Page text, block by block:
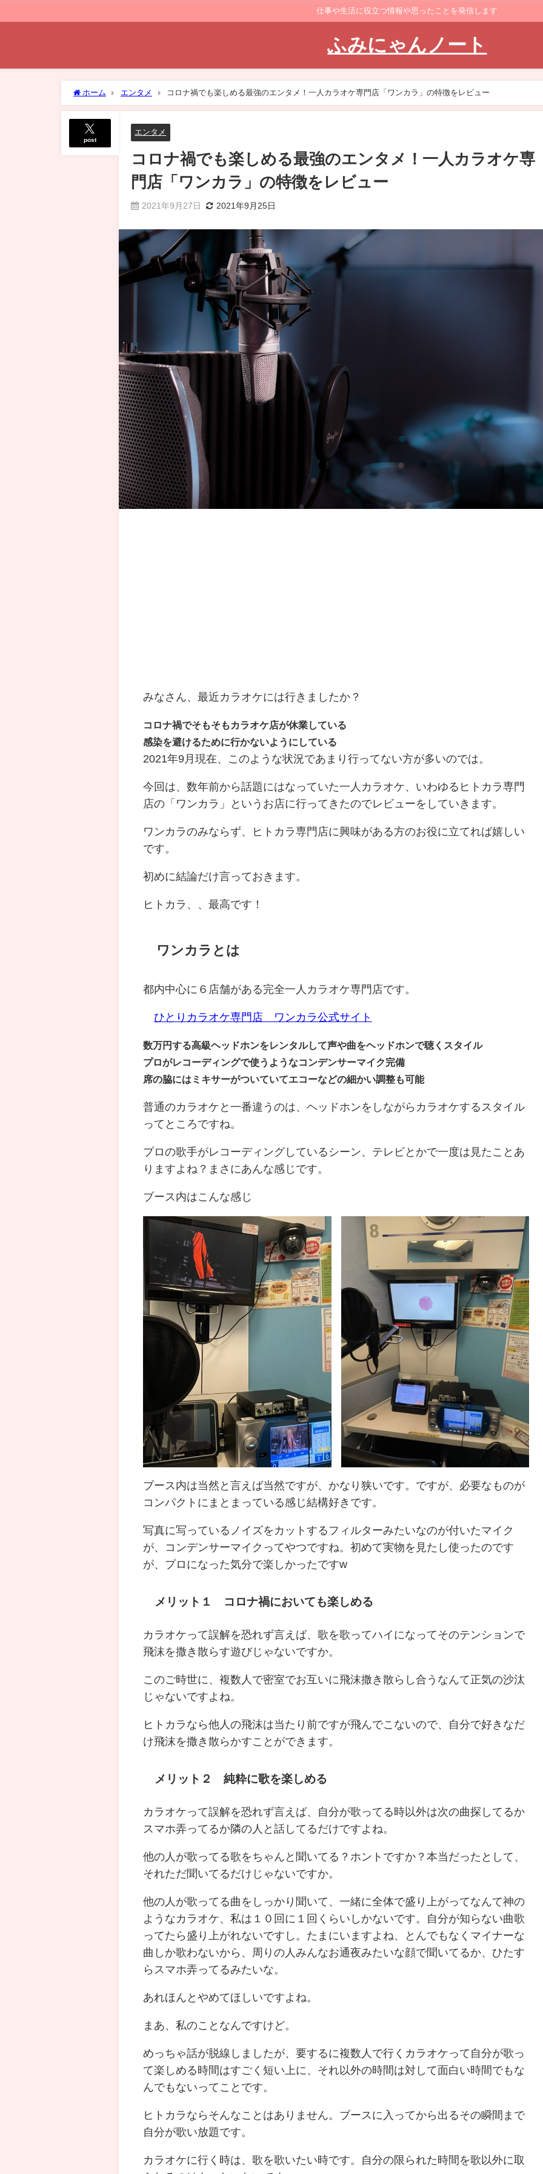
仕事や生活に役立つ情報や思ったことを発信します
ふみにゃんノート
ホーム エンタメ コロナ禍でも楽しめる最強のエンタメ！一人カラオケ専門店「ワンカラ」の特徴をレビュー
post
エンタメ
コロナ禍でも楽しめる最強のエンタメ！一人カラオケ専
門店「ワンカラ」の特徴をレビュー
2021年9月27日 2021年9月25日
みなさん、最近カラオケには行きましたか？
コロナ禍でそもそもカラオケ店が休業している
感染を避けるために行かないようにしている
2021年9月現在、このような状況であまり行ってない方が多いのでは。
今回は、数年前から話題にはなっていた一人カラオケ、いわゆるヒトカラ専門
店の「ワンカラ」というお店に行ってきたのでレビューをしていきます。
ワンカラのみならず、ヒトカラ専門店に興味がある方のお役に立てれば嬉しい
です。
初めに結論だけ言っておきます。
ヒトカラ、、最高です！
ワンカラとは
都内中心に６店舗がある完全一人カラオケ専門店です。
ひとりカラオケ専門店 ワンカラ公式サイト
数万円する高級ヘッドホンをレンタルして声や曲をヘッドホンで聴くスタイル
プロがレコーディングで使うようなコンデンサーマイク完備
席の脇にはミキサーがついていてエコーなどの細かい調整も可能
普通のカラオケと一番違うのは、ヘッドホンをしながらカラオケするスタイル
ってところですね。
プロの歌手がレコーディングしているシーン、テレビとかで一度は見たことあ
りますよね？まさにあんな感じです。
ブース内はこんな感じ
ブース内は当然と言えば当然ですが、かなり狭いです。ですが、必要なものが
コンパクトにまとまっている感じ結構好きです。
写真に写っているノイズをカットするフィルターみたいなのが付いたマイク
が、コンデンサーマイクってやつですね。初めて実物を見たし使ったのです
が、プロになった気分で楽しかったですw
メリット１ コロナ禍においても楽しめる
カラオケって誤解を恐れず言えば、歌を歌ってハイになってそのテンションで
飛沫を撒き散らす遊びじゃないですか。
このご時世に、複数人で密室でお互いに飛沫撒き散らし合うなんて正気の沙汰
じゃないですよね。
ヒトカラなら他人の飛沫は当たり前ですが飛んでこないので、自分で好きなだ
け飛沫を撒き散らかすことができます。
メリット２ 純粋に歌を楽しめる
カラオケって誤解を恐れず言えば、自分が歌ってる時以外は次の曲探してるか
スマホ弄ってるか隣の人と話してるだけですよね。
他の人が歌ってる歌をちゃんと聞いてる？ホントですか？本当だったとして、
それただ聞いてるだけじゃないですか。
他の人が歌ってる曲をしっかり聞いて、一緒に全体で盛り上がってなんて神の
ようなカラオケ、私は１０回に１回くらいしかないです。自分が知らない曲歌
ってたら盛り上がれないですし。たまにいますよね、とんでもなくマイナーな
曲しか歌わないから、周りの人みんなお通夜みたいな顔で聞いてるか、ひたす
らスマホ弄ってるみたいな。
あれほんとやめてほしいですよね。
まあ、私のことなんですけど。
めっちゃ話が脱線しましたが、要するに複数人で行くカラオケって自分が歌っ
て楽しめる時間はすごく短い上に、それ以外の時間は対して面白い時間でもな
んでもないってことです。
ヒトカラならそんなことはありません。ブースに入ってから出るその瞬間まで
自分が歌い放題です。
カラオケに行く時は、歌を歌いたい時です。自分の限られた時間を歌以外に取